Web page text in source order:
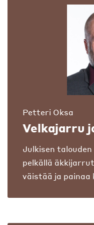
Petteri Oksa
Velkajarru
Julkisen
pelkällä
väistää ja painaa